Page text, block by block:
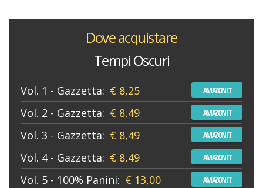
Dove acquistare
Tempi Oscuri
Vol. 1 - Gazzetta: € 8,25 AMAZON IT
Vol. 2 - Gazzetta: € 8,49 AMAZON IT
Vol. 3 - Gazzetta: € 8,49 AMAZON IT
Vol. 4 - Gazzetta: € 8,49 AMAZON IT
Vol. 5 - 100% Panini: € 13,00 AMAZON IT